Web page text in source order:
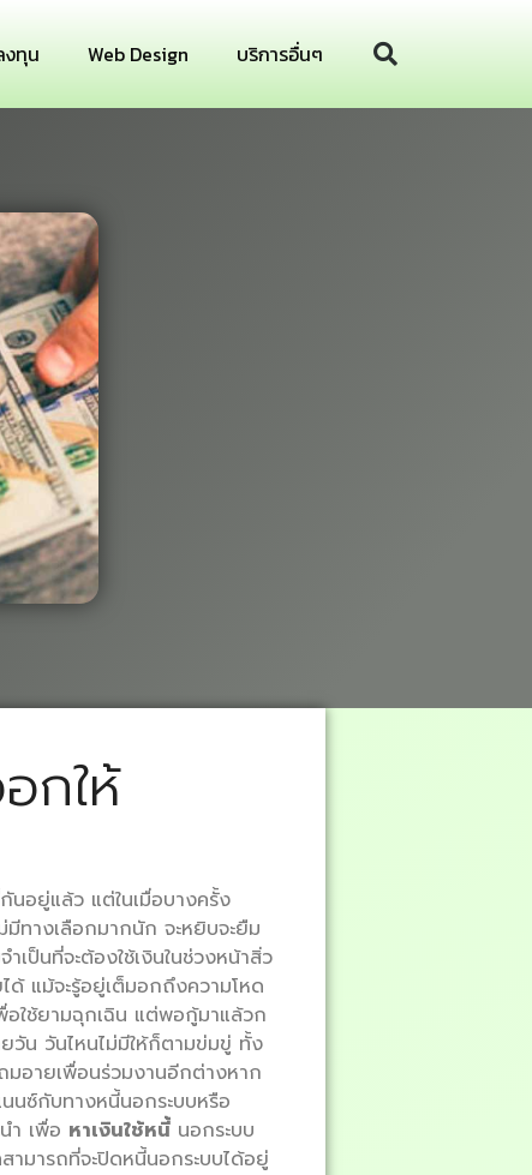
งทุน Web Design บริการอื่นๆ
กให้
นอยู่แล้ว แต่ในเมื่อบางครั้ง
ทางเลือกมากนัก จะหยิบจะยืม
เป็นที่จะต้องใช้เงินในช่วงหน้าสิ่ว
ด้ แม้จะรู้อยู่เต็มอกถึงความโหด
ใช้ยามฉุกเฉิน แต่พอกู้มาแล้วก
วัน วันไหนไม่มีให้ก็ตามข่มขู่ ทั้ง
มอายเพื่อนร่วมงานอีกต่างหาก
นซ์กับทางหนี้นอกระบบหรือ
ำ เพื่อ หาเงินใช้หนี้ นอกระบบ
มารถที่จะปิดหนี้นอกระบบได้อยู่